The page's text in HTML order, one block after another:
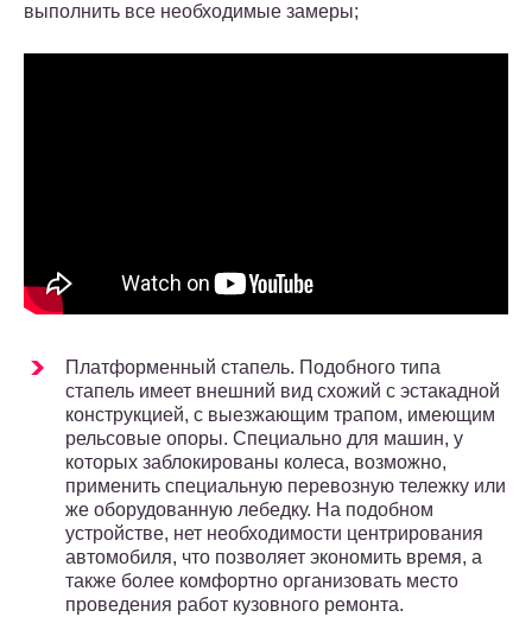
выполнить все необходимые замеры;
Платформенный стапель. Подобного типа
стапель имеет внешний вид схожий с эстакадной
конструкцией, с выезжающим трапом, имеющим
рельсовые опоры. Специально для машин, у
которых заблокированы колеса, возможно,
применить специальную перевозную тележку или
же оборудованную лебедку. На подобном
устройстве, нет необходимости центрирования
автомобиля, что позволяет экономить время, а
также более комфортно организовать место
проведения работ кузовного ремонта.